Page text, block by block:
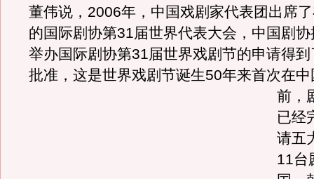
董伟说，2006年，中国戏剧家代表团出席
的国际剧协第31届世界代表大会，中国剧
举办国际剧协第31届世界戏剧节的申请得
批准，这是世界戏剧节诞生50年来首次在
前，
已经
请五
11台